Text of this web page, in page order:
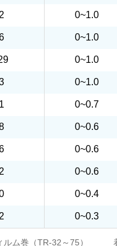
0~1.0
0~1.0
0~1.0
0~1.0
0~0.7
0~0.6
0~0.6
0~0.6
0~0.4
0~0.3
ルム巻（TR-32～75） 着